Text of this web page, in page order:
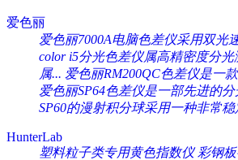
爱色丽
爱色丽7000A电脑色差仪采用双光
color i5分光色差仪属高精密度分
属... 爱色丽RM200QC色差仪是一
爱色丽SP64色差仪是一部先进的
SP60的漫射积分球采用一种非常
HunterLab
塑料粒子类专用黄色指数仪 彩钢